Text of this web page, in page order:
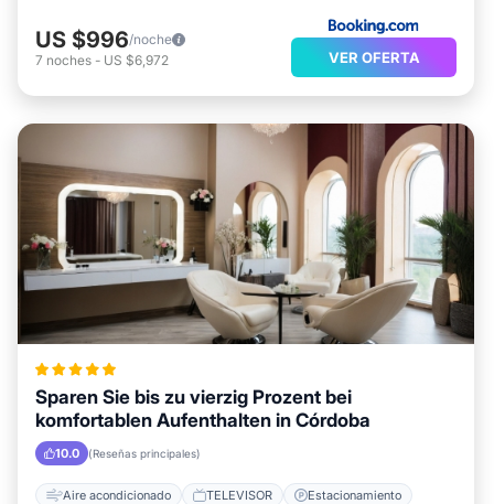
US $996/noche
7 noches - US $6,972 VER OFERTA
Sparen Sie bis zu vierzig Prozent bei
komfortablen Aufenthalten in Córdoba
10.0 (Reseñas principales)
Aire acondicionado TELEVISOR Estacionamiento